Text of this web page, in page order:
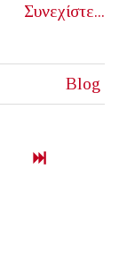
Συνεχίστε...
Blog